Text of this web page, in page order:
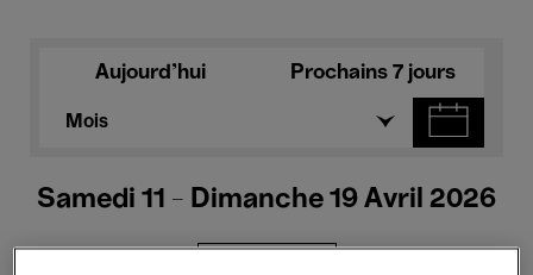
Aujourd'hui Prochains 7 jours
Mois
Samedi 11 - Dimanche 19 Avril 2026